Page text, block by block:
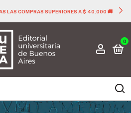
LAS COMPRAS SUPERIORES A $ 40.000 🚚
0